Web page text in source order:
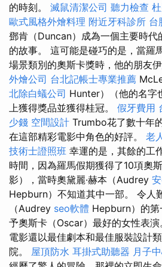
的時刻。 滅鼠清潔公司 聽力檢查
歐式風格外燴料理 附近牙科診所 台
鄧肯（Duncan）成為一個主要時代
的故事。 這可能是碰巧的是，當羅
場景類別的奧斯卡獎時，他的朋友
外燴公司 台北記帳士專業推薦
北除白蟻公司 Hunter）（他的名字
上獲得獎品並獲得桂冠。 假牙費用
少錢 空間設計 Trumbo花了數十年
在這部精彩電影中角色的好評。 老
技術士證照班 幸運的是，其餘的工
時間，因為羅馬假期獲得了10項奧
影），當時奧黛麗·赫本（Audrey
Hepburn）不知道其中一部。 令人
（Audrey seo軟體 Hepburn）的第
予奧斯卡（Oscar）最好的女性表演
電影還以最佳劇本和最佳服裝設計
院。 屋頂防水 耳掛式助聽器 月子